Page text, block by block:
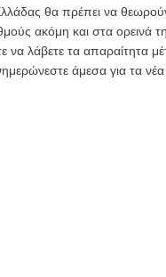
θα πρέπει να
ακόμη και στα ορεινά
να λάβετε τα απαραίτητα
άμεσα για τα